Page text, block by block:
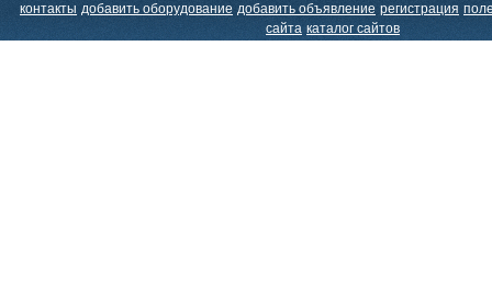
контакты добавить оборудование добавить объявление регистрация
сайта каталог сайтов